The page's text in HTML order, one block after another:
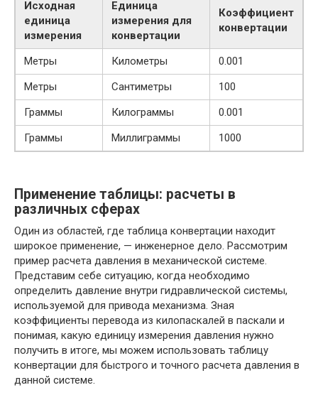
Исходная
единица
измерения
Единица
измерения для
конвертации
Коэффициент
конвертации
Метры Километры
0.001
Метры
Сантиметры
100
Граммы
Килограммы
0.001
Граммы
Миллиграммы 1000
Применение таблицы: расчеты в
различных сферах
Один из областей, где таблица конвертации находит
широкое применение, — инженерное дело. Рассмотрим
пример расчета давления в механической системе.
Представим себе ситуацию, когда необходимо
определить давление внутри гидравлической системы,
используемой для привода механизма. Зная
коэффициенты перевода из килопаскалей в паскали и
понимая, какую единицу измерения давления нужно
получить в итоге, мы можем использовать таблицу
конвертации для быстрого и точного расчета давления в
данной системе.